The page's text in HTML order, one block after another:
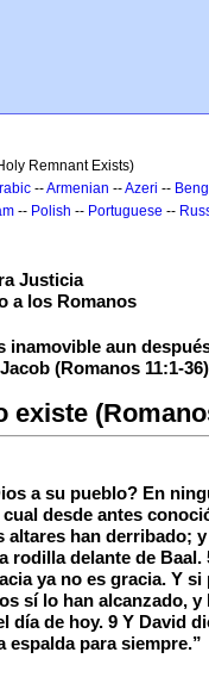
Remnant Exists)
--Armenian --Azeri --
-- Polish -- Portuguese --
Justicia
a los Romanos
inamovible aun
(Romanos 11:1-36)
existe
a su pueblo? En
desde antes
altares han derribado;
rodilla delante de
ya no es gracia. Y
sí lo han alcanzado,
día de hoy. 9 Y David
espalda para siempre.”